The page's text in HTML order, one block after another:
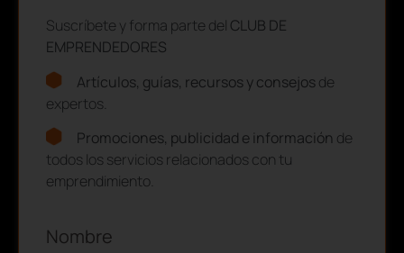
Suscríbete y forma parte del CLUB DE
EMPRENDEDORES
Artículos, guías, recursos y consejosde
expertos.
Promociones, publicidad e información de
todos los servicios relacionados con tu
emprendimiento.
Nombre